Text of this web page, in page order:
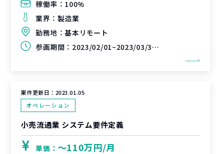
稼働率： 100%
業界： 製造業
勤務地：基本リモート
参画期間： 2023/02/01~2023/03/31（延長可能性あり）
案件更新日： 2023.01.05
オペレーション
小売流通業 システム要件定義
単価： 〜110万円/月